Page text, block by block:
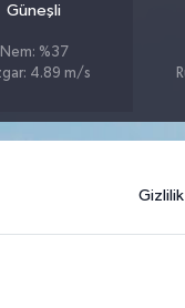
Güneşli
Nem: %37
4.89 m/s